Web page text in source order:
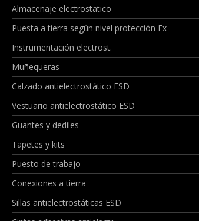
Almacenaje electrostatico
Puesta a tierra según nivel protección Ex
Instrumentación electrost.
Muñequeras
Calzado antielectrostático ESD
Vestuario antielectrostático ESD
Guantes y dediles
Tapetes y kits
Puesto de trabajo
Conexiones a tierra
Sillas antielectrostáticas ESD